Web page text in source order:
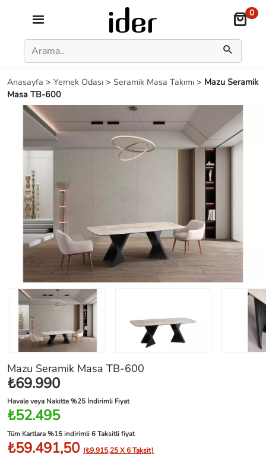
0
Anasayfa > Yemek Odası > Seramik Masa Takımı > Mazu Seramik
Masa TB-600
Mazu Seramik Masa TB-600
₺69.990
Havale veya Nakitte %25 İndirimli Fiyat
₺52.495
Tüm Kartlara %15 indirimli 6 Taksitli fiyat
₺59.491,50 (₺9.915,25 X 6 Taksit)